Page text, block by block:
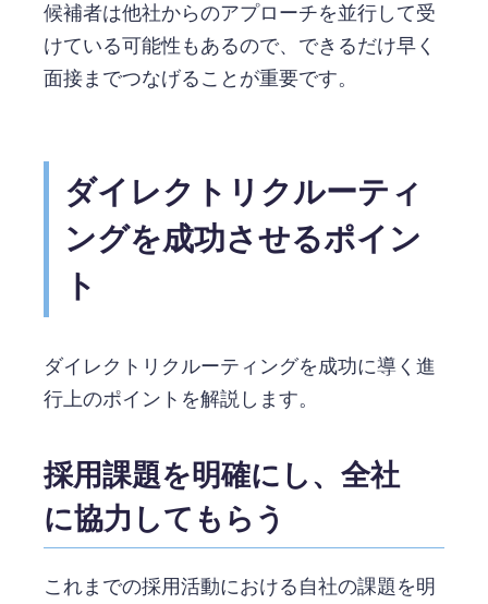
候補者は他社からのアプローチを並行して受
けている可能性もあるので、できるだけ早く
面接までつなげることが重要です。
ダイレクトリクルーティ
ングを成功させるポイン
ト
ダイレクトリクルーティングを成功に導く進
行上のポイントを解説します。
採用課題を明確にし、全社
に協力してもらう
これまでの採用活動における自社の課題を明